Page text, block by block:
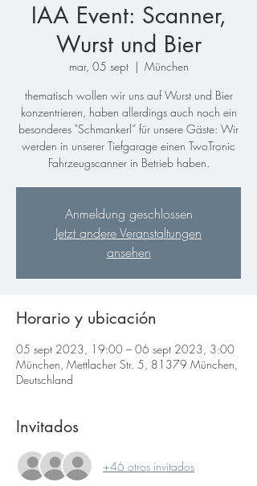
IAA Event: Scanner,
Wurst und Bier
mar, 05 sept
  |
München
thematisch wollen wir uns auf Wurst und Bier
konzentrieren, haben allerdings auch noch ein
besonderes "Schmankerl“ für unsere Gäste: Wir
werden in unserer Tiefgarage einen TwoTronic
Fahrzeugscanner in Betrieb haben.
Anmeldung geschlossen
Jetzt andere Veranstaltungen
ansehen
Horario y ubicación
05 sept 2023, 19:00 – 06 sept 2023, 3:00
München, Mettlacher Str. 5, 81379 München,
Deutschland
Invitados
+46 otros invitados